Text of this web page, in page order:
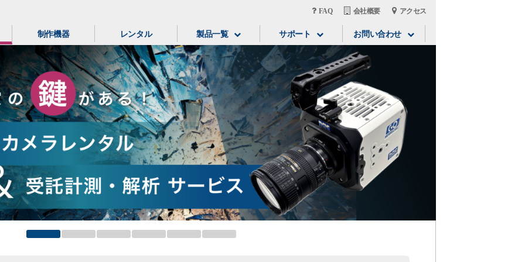
FAQ 会社概要 アクセス
制作機器 レンタル 製品一覧 サポート お問い合わせ